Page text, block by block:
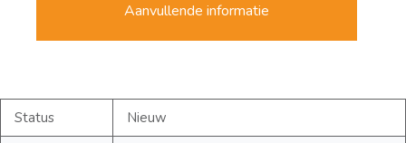
Aanvullende informatie
Status Nieuw